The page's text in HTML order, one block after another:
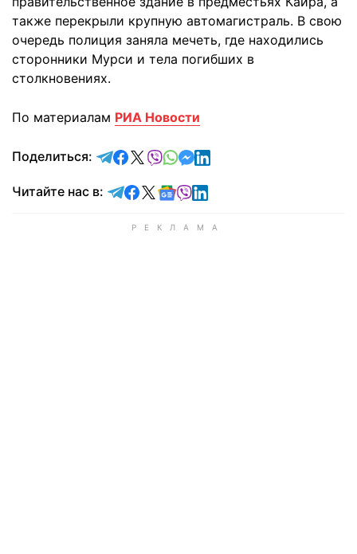
также перекрыли крупную автомагистраль. В свою
очередь полиция заняла мечеть, где находились
сторонники Мурси и тела погибших в
столкновениях.
По материалам РИА Новости
Поделиться: отправить в Telegram
поделиться в Facebook
поделиться в X
отправить в Viber
отправить в Whatsapp
отправить в Messenger
отправить в LinkedIn
Читайте нас в: Читайте в Telegram
Читайте в Facebook
Читайте в X
Читайте в Google news
Читайте в Viber
Читайте в LinkedIn